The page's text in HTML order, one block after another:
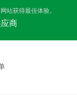
站获得最佳体验。
商